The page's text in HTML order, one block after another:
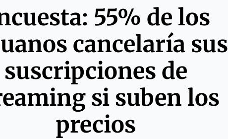
55% de los
cancelaría sus
suscripciones de
si suben los
precios